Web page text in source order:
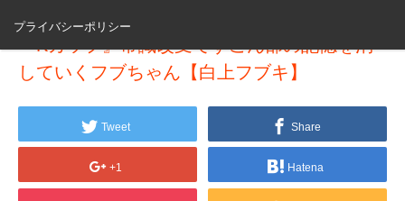
プライバシーポリシー
『Kカップ』常識改変ですこん部の記憶を消
していくフブちゃん【白上フブキ】
Tweet Share
+1 Hatena